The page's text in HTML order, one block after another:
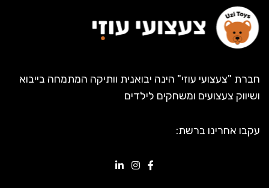
חברת "צעצועי עוזי" הינה יבואנית וותיקה המתמחה בייבוא
ושיווק צעצועים ומשחקים לילדים
עקבו אחרינו ברשת: